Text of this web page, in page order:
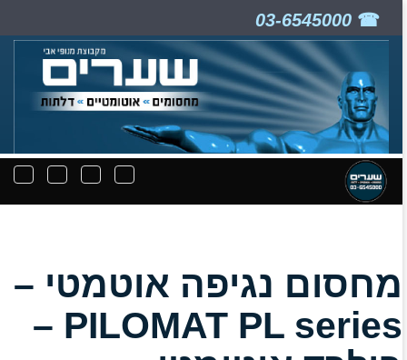
תפריט
יצירת
תפריט
חיפוש
ניווט
קבצים
מחסום נגיפה אוטמטי –
PILOMAT PL series –